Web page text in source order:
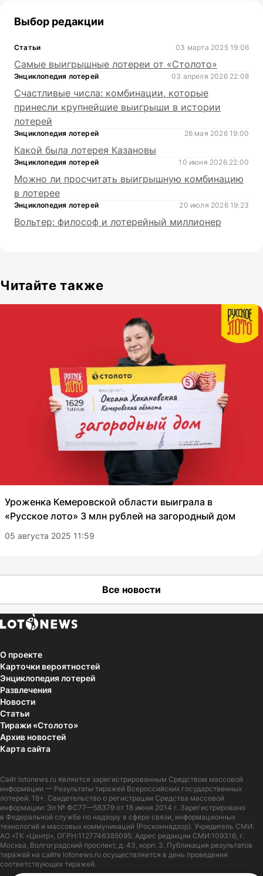
Выбор редакции
Статьи 03 марта 2025 19:06
Самые выигрышные лотереи от «Столото»
Энциклопедия лотерей 03 апреля 2026 22:08
Счастливые числа: комбинации, которые
принесли крупнейшие выигрыши в истории
лотерей
Энциклопедия лотерей 26 мая 2026 19:00
Какой была лотерея Казановы
Энциклопедия лотерей 10 июня 2026 22:00
Можно ли просчитать выигрышную комбинацию
в лотерее
Энциклопедия лотерей 20 июля 2026 19:23
Вольтер: философ и лотерейный миллионер
Читайте также
Уроженка Кемеровской области выиграла в
«Русское лото» 3 млн рублей на загородный дом
05 августа 2025 11:59
Все новости
О проекте
Карточки вероятностей
Энциклопедия лотерей
Развлечения
Новости
Статьи
Тиражи «Столото»
Архив новостей
Карта сайта
Сайт lotonews.ru является зарегистрированным Средством массовой
информации — Результаты тиражей Всероссийских государственных
лотерей. 18+. Свидетельство о регистрации Средства массовой
информации: Эл № ФС77—58379 от 18 июня 2014 г. Зарегистрировано
в Федеральной службе по надзору в сфере связи, информационных
технологий и массовых коммуникаций (Роскомнадзор). Учредитель СМИ:
АО «ТК «Центр», ОГРН:1127746385095. Адрес редакции СМИ:109316, г.
Москва, Волгоградский проспект, д. 43, корп. 3. Публикация результатов
тиражей на сайте lotonews.ru осуществляется в день проведения
соответствующих тиражей.